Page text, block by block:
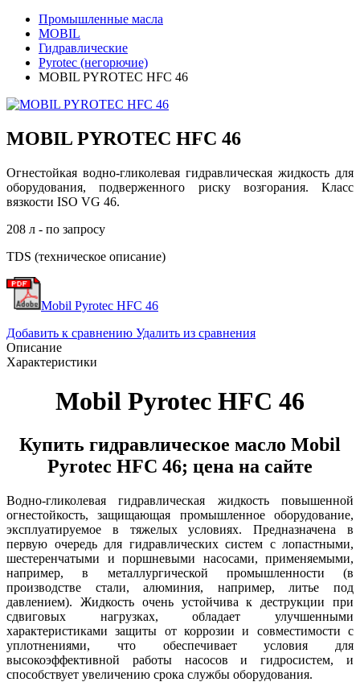
Промышленные масла
MOBIL
Гидравлические
Pyrotec (негорючие)
MOBIL PYROTEC HFC 46
MOBIL PYROTEC HFC 46
Огнестойкая водно-гликолевая гидравлическая жидкость для
оборудования, подверженного риску возгорания. Класс
вязкости ISO VG 46.
208 л - по запросу
TDS (техническое описание)
Mobil Pyrotec HFC 46
Добавить к сравнению Удалить из сравнения
Описание
Характеристики
Mobil Pyrotec HFC 46
Купить гидравлическое масло Mobil
Pyrotec HFC 46; цена на сайте
Водно-гликолевая гидравлическая жидкость повышенной
огнестойкость, защищающая промышленное оборудование,
эксплуатируемое в тяжелых условиях. Предназначена в
первую очередь для гидравлических систем с лопастными,
шестеренчатыми и поршневыми насосами, применяемыми,
например, в металлургической промышленности (в
производстве стали, алюминия, например, литье под
давлением). Жидкость очень устойчива к деструкции при
сдвиговых нагрузках, обладает улучшенными
характеристиками защиты от коррозии и совместимости с
уплотнениями, что обеспечивает условия для
высокоэффективной работы насосов и гидросистем, и
способствует увеличению срока службы оборудования.